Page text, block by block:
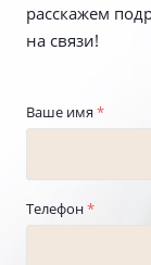
расскажем
на связи!
Ваше имя *
Телефон*